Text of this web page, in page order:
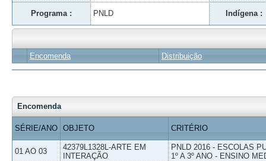
Programa : PNLD Indígena :
Encomenda Distribuição
Encomenda
SÉRIE/ANO OBJETO CRITÉRIO
01 AO 03
42379L1328L-ARTE EM
INTERAÇÃO
PNLD 2016 - ESCOLAS
1º A 3º ANO - ENSINO